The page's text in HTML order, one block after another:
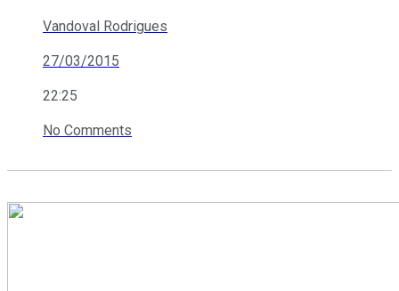
Vandoval Rodrigues
27/03/2015
22:25
No Comments